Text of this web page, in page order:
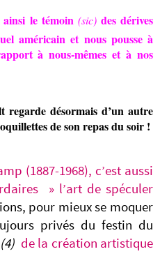
le témoin (sic)des dérives
américain et nous pousse à
à nous-mêmes et à nos
désormais d’un autre
de son repas du soir !
(1887-1968), c’est aussi
» l’art de spéculer
pour mieux se moquer
privés du festin du
(4) de la création artistique